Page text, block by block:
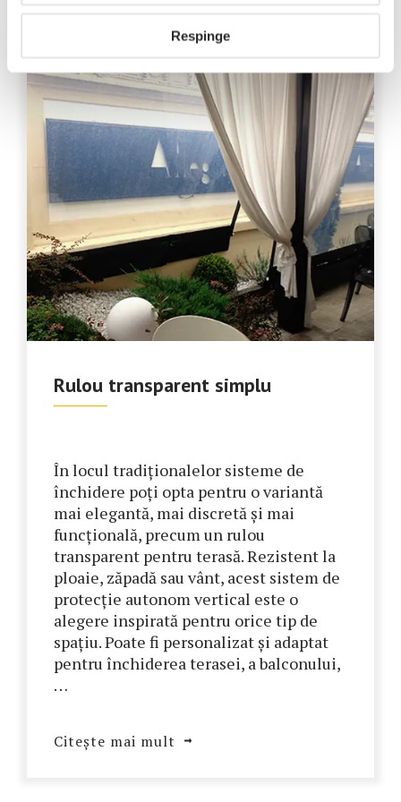
Respinge
Rulou transparent simplu
În locul tradiționalelor sisteme de
închidere poți opta pentru o variantă
mai elegantă, mai discretă și mai
funcțională, precum un rulou
transparent pentru terasă. Rezistent la
ploaie, zăpadă sau vânt, acest sistem de
protecție autonom vertical este o
alegere inspirată pentru orice tip de
spațiu. Poate fi personalizat și adaptat
pentru închiderea terasei, a balconului,
…
Citește mai mult